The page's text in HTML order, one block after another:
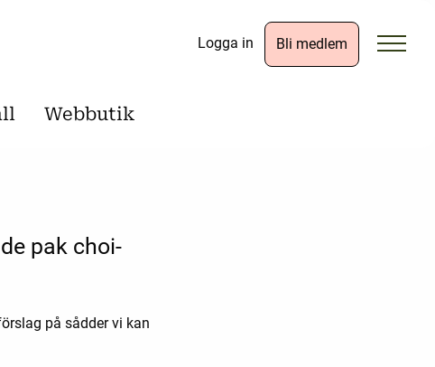
Logga in Bli medlem
Webbutik
pak choi-
på sådder vi kan